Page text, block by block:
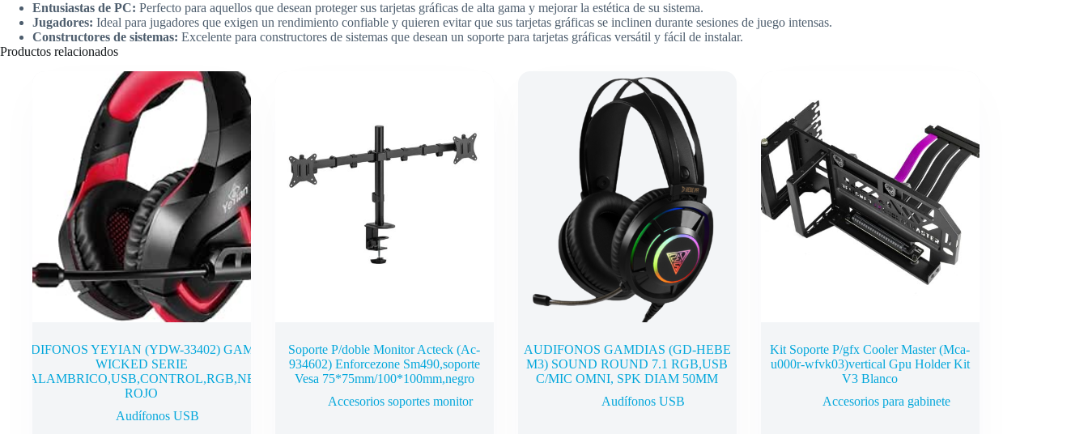
Entusiastas de PC: Perfecto para aquellos que desean proteger sus tarjetas gráficas de alta gama y mejorar la estética de su sistema.
Jugadores: Ideal para jugadores que exigen un rendimiento confiable y quieren evitar que sus tarjetas gráficas se inclinen durante sesiones de juego intensas.
Constructores de sistemas: Excelente para constructores de sistemas que desean un soporte para tarjetas gráficas versátil y fácil de instalar.
Productos relacionados
AUDIFONOS YEYIAN (YDW-33402) GAMER
WICKED SERIE
3000,ALAMBRICO,USB,CONTROL,RGB,NEGRO
ROJO
Audífonos USB
Soporte P/doble Monitor Acteck (Ac-
934602) Enforcezone Sm490,soporte
Vesa 75*75mm/100*100mm,negro
Accesorios soportes monitor
AUDIFONOS GAMDIAS (GD-HEBE
M3) SOUND ROUND 7.1 RGB,USB
C/MIC OMNI, SPK DIAM 50MM
Audífonos USB
Kit Soporte P/gfx Cooler Master (Mca-
u000r-wfvk03)vertical Gpu Holder Kit
V3 Blanco
Accesorios para gabinete